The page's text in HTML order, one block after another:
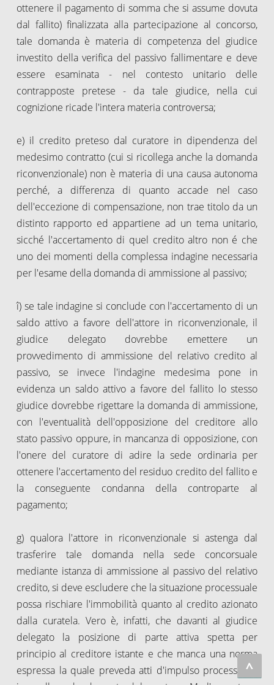
ottenere il pagamento di somma che si assume dovuta
dal fallito) finalizzata alla partecipazione al concorso,
tale domanda è materia di competenza del giudice
investito della verifica del passivo fallimentare e deve
essere esaminata - nel contesto unitario delle
contrapposte pretese - da tale giudice, nella cui
cognizione ricade l'intera materia controversa;
e) il credito preteso dal curatore in dipendenza del
medesimo contratto (cui si ricollega anche la domanda
riconvenzionale) non è materia di una causa autonoma
perché, a differenza di quanto accade nel caso
dell'eccezione di compensazione, non trae titolo da un
distinto rapporto ed appartiene ad un tema unitario,
sicché l'accertamento di quel credito altro non é che
uno dei momenti della complessa indagine necessaria
per l'esame della domanda di ammissione al passivo;
î) se tale indagine si conclude con l'accertamento di un
saldo attivo a favore dell'attore in riconvenzionale, il
giudice delegato dovrebbe emettere un
provvedimento di ammissione del relativo credito al
passivo, se invece l'indagine medesima pone in
evidenza un saldo attivo a favore del fallito lo stesso
giudice dovrebbe rigettare la domanda di ammissione,
con l'eventualità dell'opposizione del creditore allo
stato passivo oppure, in mancanza di opposizione, con
l'onere del curatore di adire la sede ordinaria per
ottenere l'accertamento del residuo credito del fallito e
la conseguente condanna della controparte al
pagamento;
g) qualora l'attore in riconvenzionale si astenga dal
trasferire tale domanda nella sede concorsuale
mediante istanza di ammissione al passivo del relativo
credito, si deve escludere che la situazione processuale
possa rischiare l'immobilità quanto al credito azionato
dalla curatela. Vero è, infatti, che davanti al giudice
delegato la posizione di parte attiva spetta per
principio al creditore istante e che manca una norma
espressa la quale preveda atti d'impulso processuale,
^